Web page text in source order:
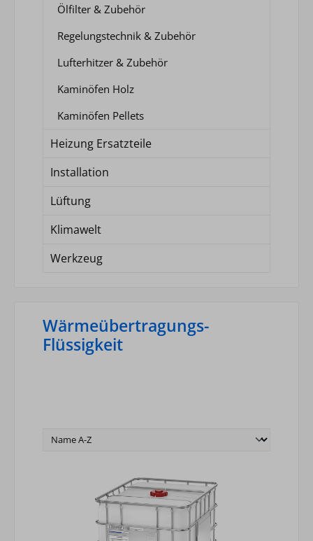
Ölfilter & Zubehör
Regelungstechnik & Zubehör
Lufterhitzer & Zubehör
Kaminöfen Holz
Kaminöfen Pellets
Heizung Ersatzteile
Installation
Lüftung
Klimawelt
Werkzeug
Wärmeübertragungs-
Flüssigkeit